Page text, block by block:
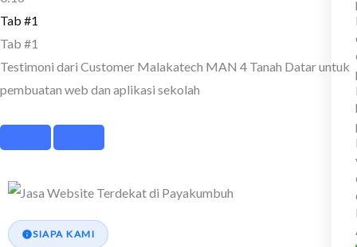
Tab #1
Tab #1
Testimoni dari Customer Malakatech MAN 4 Tanah Datar untuk
pembuatan web dan aplikasi sekolah
SIAPA KAMI